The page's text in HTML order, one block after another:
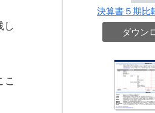
し
決算書５期比
ダウン